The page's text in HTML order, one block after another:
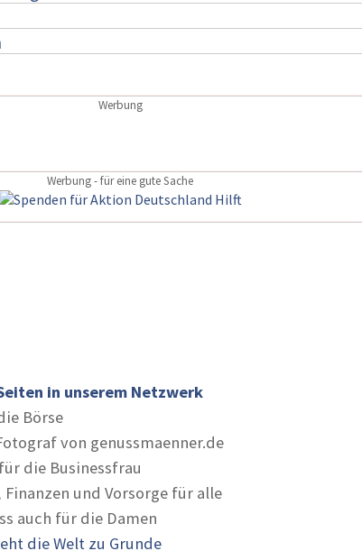
Werbung
Werbung - für eine gute Sache
in unserem Netzwerk
Börse
von genussmaenner.de
die Businessfrau
und Vorsorge für alle
auch für die Damen
die Welt zu Grunde